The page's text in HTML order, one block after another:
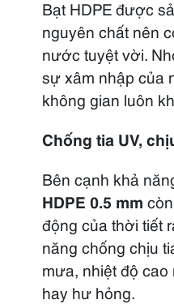
Bạt HDPE được
nguyên chất nên
nước tuyệt vời.
sự xâm nhập của
không gian luôn
Chống tia UV,
Bên cạnh khả
HDPE 0.5 mm
động của thời tiết
năng chống chịu
mưa, nhiệt độ
hay hư hỏng.